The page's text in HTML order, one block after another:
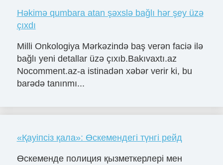
Həkimə qumbara atan şəxslə bağlı hər şey üzə
çıxdı
Milli Onkologiya Mərkəzində baş verən faciə ilə
bağlı yeni detallar üzə çıxıb.Bakıvaxtı.az
Nocomment.az-a istinadən xəbər verir ki, bu
barədə tanınmı...
«Қауіпсіз қала»: Өскемендегі түнгі рейд
Өскеменде полиция қызметкерлері мен